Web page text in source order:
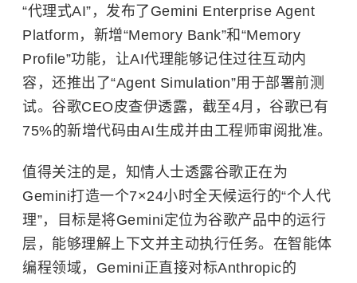
“代理式AI”，发布了Gemini Enterprise Agent
Platform，新增“Memory Bank”和“Memory
Profile”功能，让AI代理能够记住过往互动内
容，还推出了“Agent Simulation”用于部署前测
试。谷歌CEO皮查伊透露，截至4月，谷歌已有
75%的新增代码由AI生成并由工程师审阅批准。
值得关注的是，知情人士透露谷歌正在为
Gemini打造一个7×24小时全天候运行的“个人代
理”，目标是将Gemini定位为谷歌产品中的运行
层，能够理解上下文并主动执行任务。在智能体
编程领域，Gemini正直接对标Anthropic的